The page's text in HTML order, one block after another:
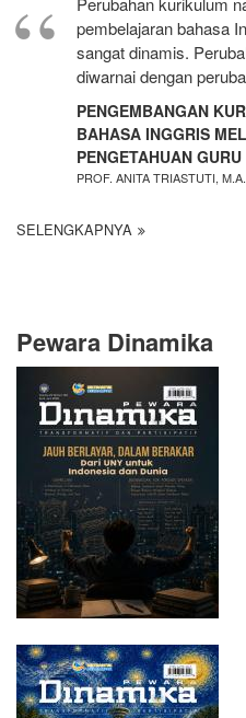
pembelajaran bahasa
sangat dinamis.
diwarnai dengan
PENGEMBANGAN
BAHASA INGGRIS
PENGETAHUAN GURU
PROF. ANITA TRIASTUTI,
SELENGKAPNYA
Pewara Dinamika